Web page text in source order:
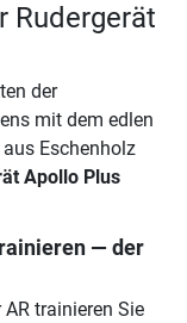
Rudergerät
der
mit dem edlen
Eschenholz
Apollo Plus
— der
trainieren Sie